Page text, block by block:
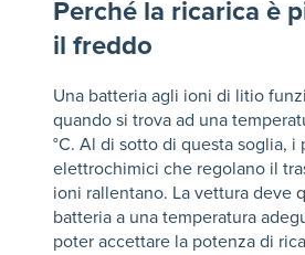
Perché la ricarica è
il freddo
Una batteria agli ioni di litio
quando si trova ad una
°C. Al di sotto di questa soglia, i
elettrochimici che regolano il
ioni rallentano. La vettura deve
batteria a una temperatura
poter accettare la potenza di